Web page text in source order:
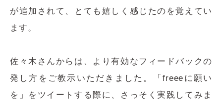
が追加されて、とても嬉しく感じたのを覚えてい
ます。
佐々木さんからは、より有効なフィードバックの
発し方をご教示いただきました。「freeeに願い
を」をツイートする際に、さっそく実践してみま